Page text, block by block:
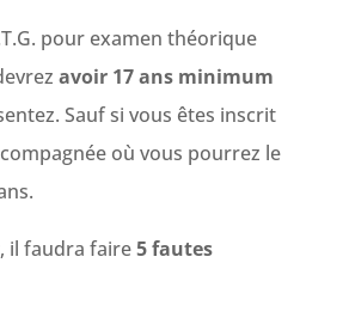
pour examen théorique
avoir 17 ans minimum
Sauf si vous êtes inscrit
où vous pourrez le
il faudra faire5 fautes